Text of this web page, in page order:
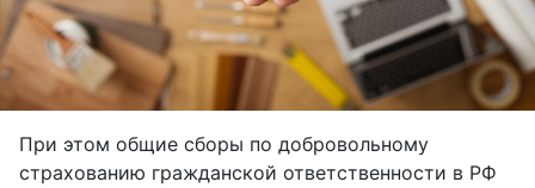
При этом общие сборы по добровольному
страхованию гражданской ответственности в РФ